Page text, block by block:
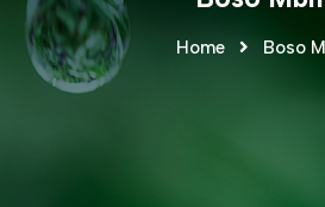
Home Boso